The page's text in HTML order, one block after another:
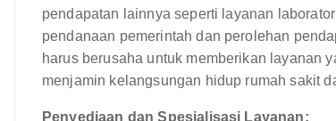
pendapatan lainnya seperti layanan
pendanaan pemerintah dan perolehan
harus berusaha untuk memberikan layanan
menjamin kelangsungan hidup rumah sakit
Penyediaan dan Spesialisasi Layanan: